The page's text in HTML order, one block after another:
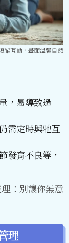
貓互動，畫面溫馨自然
，易導致過
需定時與牠互
發育不良等，
：別讓你無意
理